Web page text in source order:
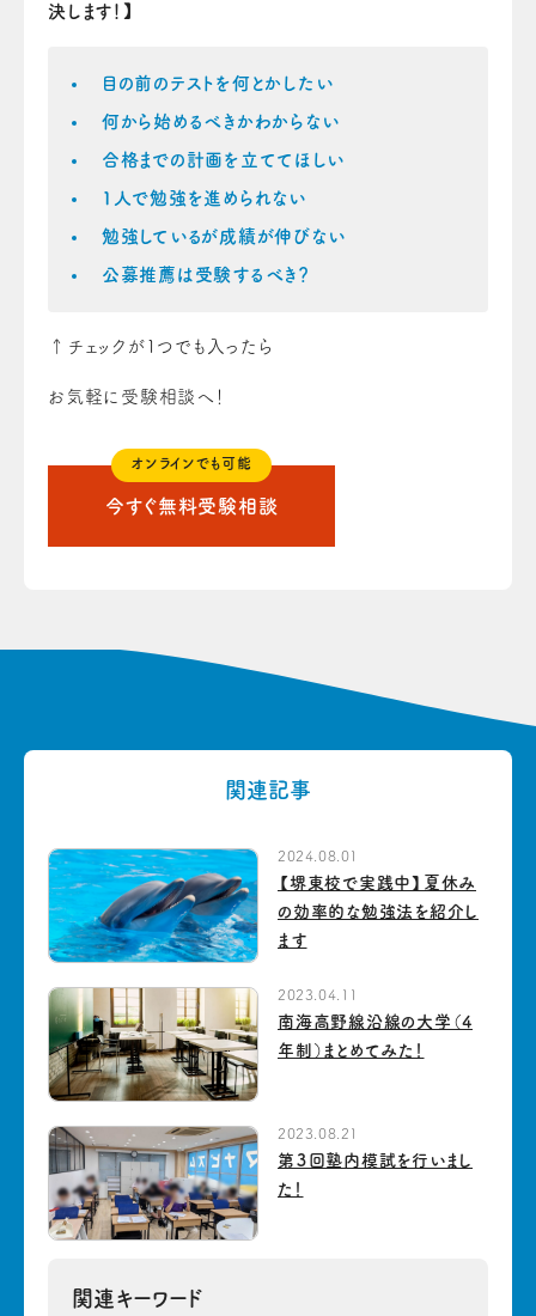
決します！】
目の前のテストを何とかしたい
何から始めるべきかわからない
合格までの計画を立ててほしい
1人で勉強を進められない
勉強しているが成績が伸びない
公募推薦は受験するべき？
↑チェックが1つでも入ったら
お気軽に受験相談へ！
オンラインでも可能
今すぐ無料受験相談
関連記事
2024.08.01
【堺東校で実践中】夏休み
の効率的な勉強法を紹介し
ます
2023.04.11
南海高野線沿線の大学（4
年制）まとめてみた！
2023.08.21
第３回塾内模試を行いまし
た！
関連キーワード